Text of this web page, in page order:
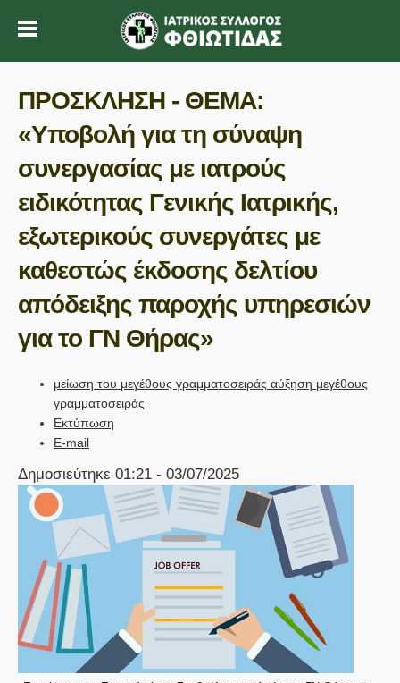
ΠΡΟΣΚΛΗΣΗ - ΘΕΜΑ:
«Υποβολή για τη σύναψη
συνεργασίας με ιατρoύς
ειδικότητας Γενικής Ιατρικής,
εξωτερικούς συνεργάτες με
καθεστώς έκδοσης δελτίου
απόδειξης παροχής υπηρεσιών
για το ΓΝ Θήρας»
μείωση του μεγέθους γραμματοσειράς αύξηση μεγέθους
γραμματοσειράς
Εκτύπωση
E-mail
Δημοσιεύτηκε 01:21 - 03/07/2025